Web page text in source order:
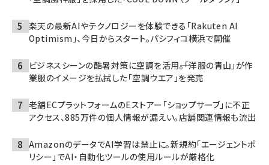
楽天の最新AIやテクノロジーを体験できる「Rakuten AI
Optimism」、今日からスタート。パシフィコ横浜で開催
ビジネスシーンの酷暑対策に空調を活用――。「洋服の青山」が作
業服のイメージを払拭した「空調ウエア」を発売
老舗ECプラットフォームのEストアー「ショップサーブ」に不正
アクセス、885万件の個人情報が漏えい。店舗関連情報も流出
AmazonのデータでAI学習は禁止に。新規約「エージェントポ
リシー」でAI・自動化ツールの使用ルールが厳格化